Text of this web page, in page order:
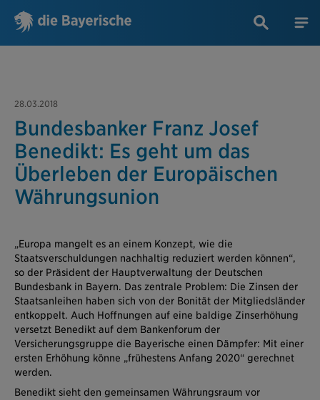
28.03.2018
Bundesbanker Franz Josef
Benedikt: Es geht um das
Überleben der Europäischen
Währungsunion
„Europa mangelt es an einem Konzept, wie die
Staatsverschuldungen nachhaltig reduziert werden können“,
so der Präsident der Hauptverwaltung der Deutschen
Bundesbank in Bayern. Das zentrale Problem: Die Zinsen der
Staatsanleihen haben sich von der Bonität der Mitgliedsländer
entkoppelt. Auch Hoffnungen auf eine baldige Zinserhöhung
versetzt Benedikt auf dem Bankenforum der
Versicherungsgruppe die Bayerische einen Dämpfer: Mit einer
ersten Erhöhung könne „frühestens Anfang 2020“ gerechnet
werden.
Benedikt sieht den gemeinsamen Währungsraum vor